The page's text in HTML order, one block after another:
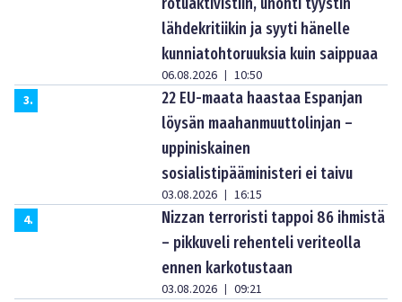
lähdekritiikin ja syyti hänelle
kunniatohtoruuksia kuin saippuaa
06.08.2026 | 10:50
3.
22 EU-maata haastaa Espanjan
löysän maahanmuuttolinjan –
uppiniskainen
sosialistipääministeri ei taivu
03.08.2026 | 16:15
4.
Nizzan terroristi tappoi 86 ihmistä
– pikkuveli rehenteli veriteolla
ennen karkotustaan
03.08.2026 | 09:21